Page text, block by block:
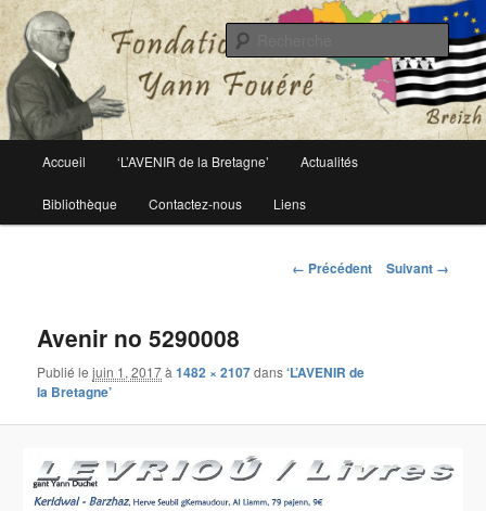
Fondation Yann Fouéré
Le site officiel de la fondation Yann Fouéré
principal
Aller
au
Accueil ‘L’AVENIR de la Bretagne’ Actualités
Bibliothèque Contactez-nous Liens
Navigation
← Précédent Suivant →
Avenir no 5290008
Publié lejuin 1, 2017à1482 × 2107dans‘L’AVENIR de
la Bretagne’